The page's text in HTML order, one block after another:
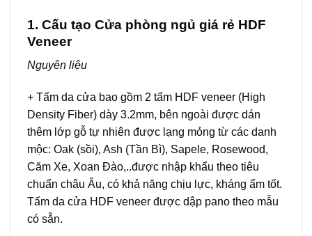
1. Cấu tạo Cửa phòng ngủ giá rẻ HDF
Veneer
Nguyên liệu
+ Tấm da cửa bao gồm 2 tấm HDF veneer (High
Density Fiber) dày 3.2mm, bên ngoài được dán
thêm lớp gỗ tự nhiên được lạng mỏng từ các danh
mộc: Oak (sồi), Ash (Tần Bì), Sapele, Rosewood,
Căm Xe, Xoan Đào,..được nhập khẩu theo tiêu
chuẩn châu Âu, có khả năng chịu lực, kháng ẩm tốt.
Tấm da cửa HDF veneer được dập pano theo mẫu
có sẵn.